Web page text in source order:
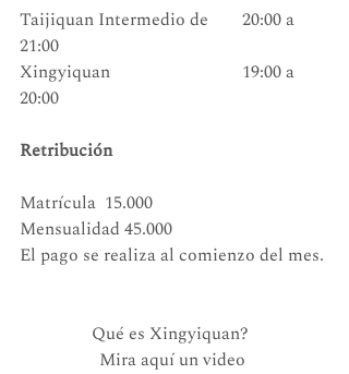
Taijiquan Intermedio de	 20:00 a
21:00
Xingyiquan 			 19:00 a
20:00
Retribución
Matrícula  15.000
Mensualidad 45.000
El pago se realiza al comienzo del mes.
Qué es Xingyiquan?
Mira aquí un video